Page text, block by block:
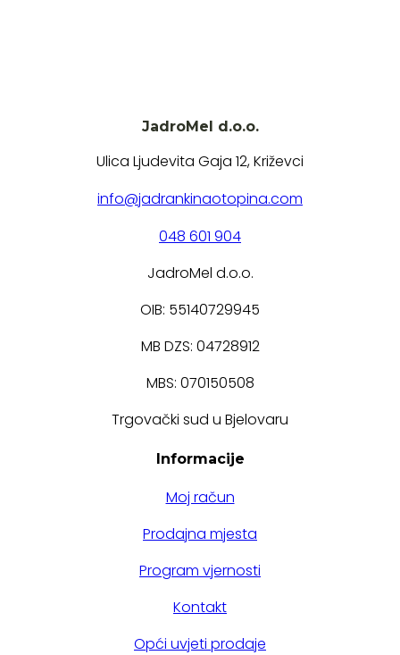
JadroMel d.o.o.
Ulica Ljudevita Gaja 12, Križevci
info@jadrankinaotopina.com
048 601 904
JadroMel d.o.o.
OIB: 55140729945
MB DZS: 04728912
MBS: 070150508
Trgovački sud u Bjelovaru
Informacije
Moj račun
Prodajna mjesta
Program vjernosti
Kontakt
Opći uvjeti prodaje